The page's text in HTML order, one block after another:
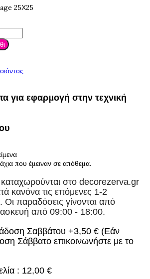
25Χ25
για εφαρμογή στην τεχνική
που έμειναν σε απόθεμα.
στο decorezerva.gr
κανόνα τις επόμενες 1-2
Οι παραδόσεις γίνονται από
από 09:00 - 18:00.
Σαββάτου +3,50 € (Εάν
Σάββατο επικοινωνήστε με το
: 12,00 €